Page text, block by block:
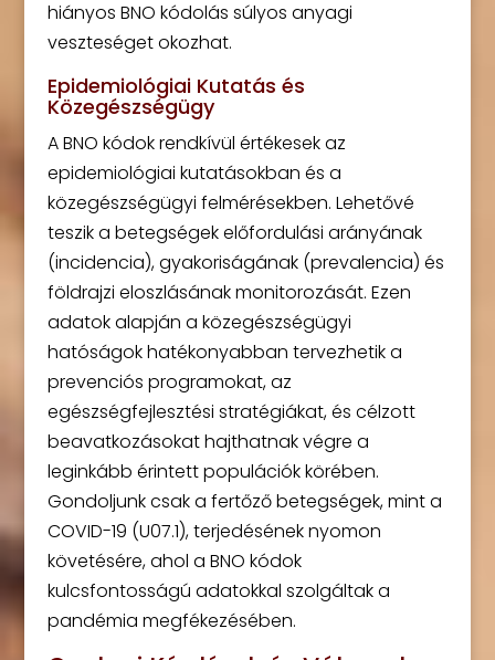
hiányos BNO kódolás súlyos anyagi
veszteséget okozhat.
Epidemiológiai Kutatás és
Közegészségügy
A BNO kódok rendkívül értékesek az
epidemiológiai kutatásokban és a
közegészségügyi felmérésekben. Lehetővé
teszik a betegségek előfordulási arányának
(incidencia), gyakoriságának (prevalencia) és
földrajzi eloszlásának monitorozását. Ezen
adatok alapján a közegészségügyi
hatóságok hatékonyabban tervezhetik a
prevenciós programokat, az
egészségfejlesztési stratégiákat, és célzott
beavatkozásokat hajthatnak végre a
leginkább érintett populációk körében.
Gondoljunk csak a fertőző betegségek, mint a
COVID-19 (U07.1), terjedésének nyomon
követésére, ahol a BNO kódok
kulcsfontosságú adatokkal szolgáltak a
pandémia megfékezésében.